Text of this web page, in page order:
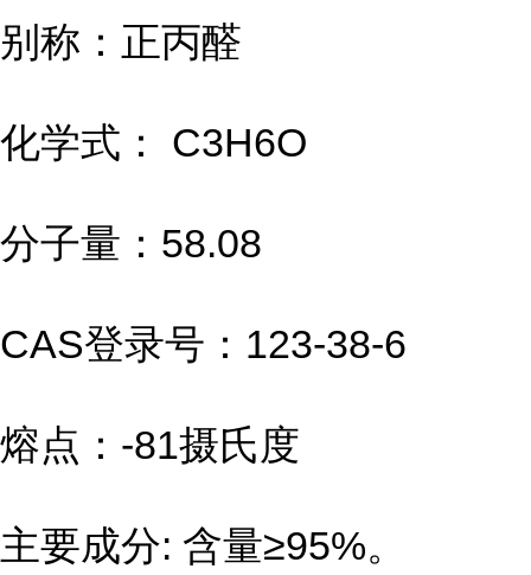
别称：正丙醛
化学式： C3H6O
分子量：58.08
CAS登录号：123-38-6
熔点：-81摄氏度
主要成分: 含量≥95%。